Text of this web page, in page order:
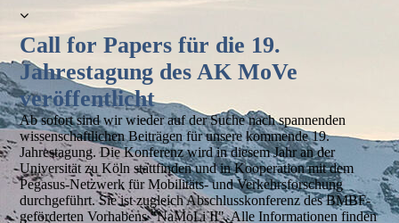
Call for Papers für die 19.
Jahrestagung des AK MoVe
veröffentlicht
Ab sofort sind wir wieder auf der Suche nach spannenden
wissenschaftlichen Beiträgen für unsere kommende 19.
Jahrestagung. Die Konferenz wird in diesem Jahr an der
Universität zu Köln stattfinden und in Kooperation mit dem
Pegasus-Netzwerk für Mobilitäts- und Verkehrsforschung
durchgeführt. Sie ist zugleich Abschlusskonferenz des BMBF-
geförderten Vorhabens "NaMoLi II". Alle Informationen finden